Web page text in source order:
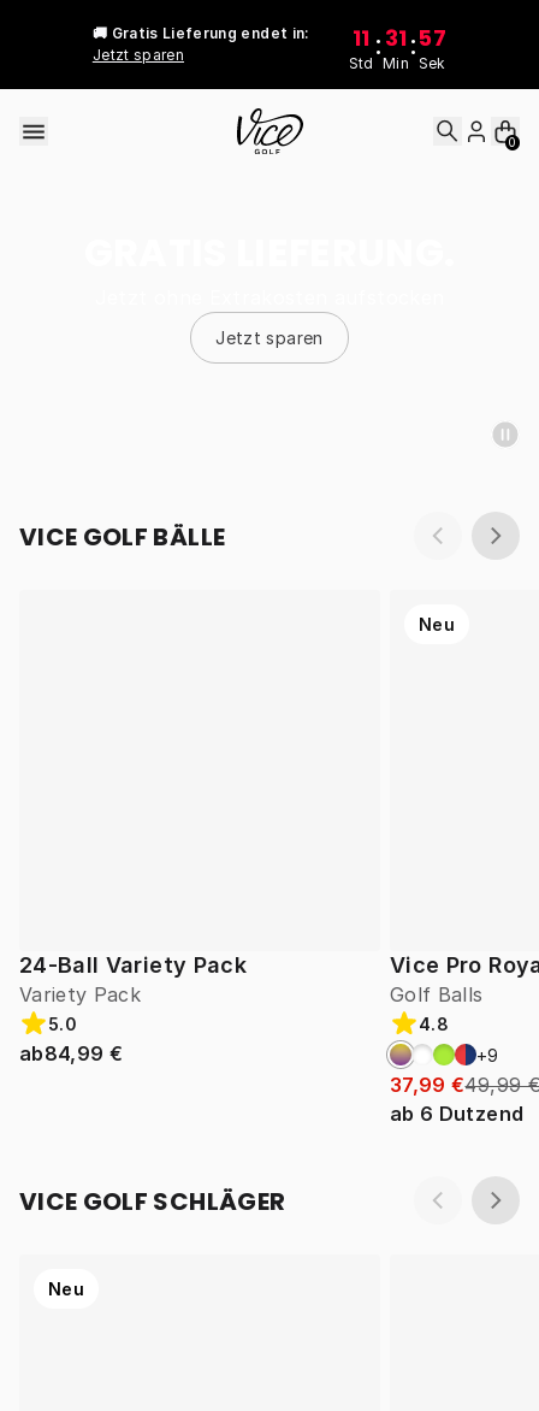
🚚 Gratis Lieferung endet in:
Jetzt sparen
11
Std
: 31
Min
:57
Sek
0
Jetzt sparen
VICE GOLF BÄLLE
24-Ball Variety Pack
Variety Pack
5.0
ab84,99 €
Vice Pro
Golf Balls
Neu
4.8
+9
37,99 €49,99
ab 6 Dutzend
VICE GOLF SCHLÄGER
Neu